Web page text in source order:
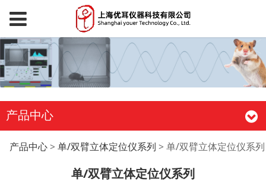
产品中心
单/双臂立体定位仪系列
产品中心> 单/双臂立体定位仪系列 > 单/双臂立体定位仪系列
单/双臂立体定位仪系列